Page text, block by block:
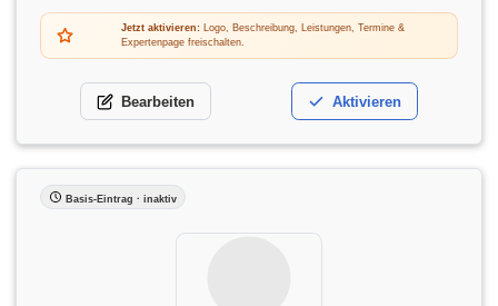
Jetzt aktivieren:Logo, Beschreibung, Leistungen, Termine &
Expertenpage freischalten.
Bearbeiten Aktivieren
Basis-Eintrag · inaktiv